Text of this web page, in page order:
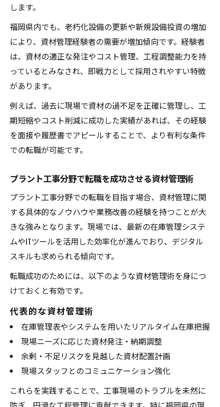
します。
福岡県内でも、老朽化設備の更新や新規設備投資の増加
により、資材管理経験者の需要が増加傾向です。経験者
は、資材の適正な発注やコスト管理、工程調整能力を持
っているとみなされ、即戦力として採用されやすい特徴
があります。
例えば、過去に現場で資材の過不足を正確に管理し、工
期短縮やコスト削減に成功した実績があれば、その経験
を面接や履歴書でアピールすることで、より有利な条件
での転職が可能です。
プラント工事分野で転職を成功させる資材管理術
プラント工事分野での転職を目指す場合、資材管理に関
する具体的なノウハウや業務改善の経験を持つことが大
きな強みとなります。現場では、最新の在庫管理システ
ムやITツールを活用した効率化が進んでおり、デジタル
スキルも求められる傾向です。
転職成功のためには、以下のような資材管理術を身につ
けておくと有効です。
代表的な資材管理術
在庫管理表やシステムを用いたリアルタイム在庫把握
現場ニーズに応じた資材発注・納期調整
余剰・不足リスクを見越した資材配置計画
現場スタッフとのコミュニケーション強化
これらを実践することで、工事現場のトラブルを未然に